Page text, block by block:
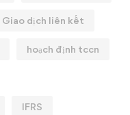
Giao dịch liên kết
hoạch định tccn
IFRS